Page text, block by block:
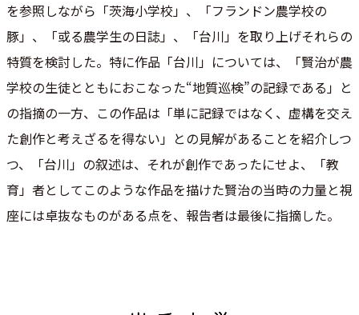
を参照しながら「茨海小学校」、「フランドン農学校の
豚」、「或る農学生の日誌」、「台川」を取り上げそれらの
特質を検討した。特に作品「台川」については、「賢治が農
学校の生徒とともにおこなった“地質巡検”の記録である」と
の指摘の一方、この作品は「単に記録ではなく、 虚構を交え
た創作と考えざるを得ない」との見解があることを紹介しつ
つ、「台川」の叙述は、それが創作であったにせよ、「教
育」 者としてこのような作品を描けた賢治の当時の力量と視
座には卓抜なものがある点を、報告者は最後に指摘した。